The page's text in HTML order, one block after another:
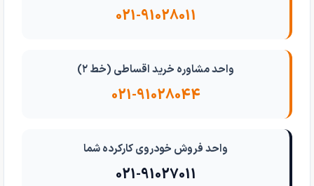
021-91028011
واحد مشاوره خرید اقساطی (خط ۲)
021-91028044
واحد فروش خودروی کارکرده شما
021-91027011